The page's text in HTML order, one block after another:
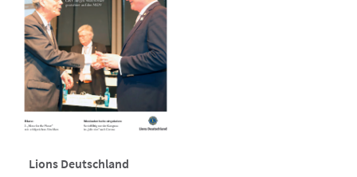
Lions Deutschland